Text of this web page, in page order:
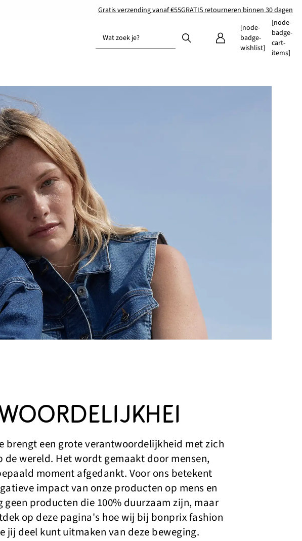
Gratis verzending vanaf €55GRATIS retourneren binnen 30 dagen
Wat zoek je?
[node-
badge-
wishlist]
[node-
badge-
cart-
items]
brengt een grote verantwoordelijkheid met zich
wereld. Het wordt gemaakt door mensen,
moment afgedankt. Voor ons betekent
impact van onze producten op mens en
producten die 100% duurzaam zijn, maar
op deze pagina's hoe wij bij bonprix fashion
jij deel kunt uitmaken van deze beweging.